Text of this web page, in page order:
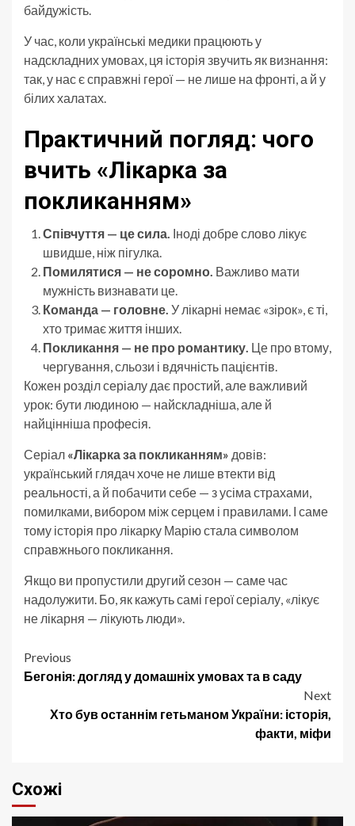
байдужість.
У час, коли українські медики працюють у
надскладних умовах, ця історія звучить як визнання:
так, у нас є справжні герої — не лише на фронті, а й у
білих халатах.
Практичний погляд: чого
вчить «Лікарка за
покликанням»
Співчуття — це сила. Іноді добре слово лікує
швидше, ніж пігулка.
Помилятися — не соромно. Важливо мати
мужність визнавати це.
Команда — головне. У лікарні немає «зірок», є ті,
хто тримає життя інших.
Покликання — не про романтику. Це про втому,
чергування, сльози і вдячність пацієнтів.
Кожен розділ серіалу дає простий, але важливий
урок: бути людиною — найскладніша, але й
найцінніша професія.
Серіал «Лікарка за покликанням» довів:
український глядач хоче не лише втекти від
реальності, а й побачити себе — з усіма страхами,
помилками, вибором між серцем і правилами. І саме
тому історія про лікарку Марію стала символом
справжнього покликання.
Якщо ви пропустили другий сезон — саме час
надолужити. Бо, як кажуть самі герої серіалу, «лікує
не лікарня — лікують люди».
Post
Previous
Бегонія: догляд у домашніх умовах та в саду
Next
Хто був останнім гетьманом України: історія,
факти, міфи
Схожі